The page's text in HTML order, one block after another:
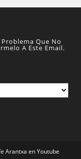
Que No
A Este Email.
Arantxa en Youtube